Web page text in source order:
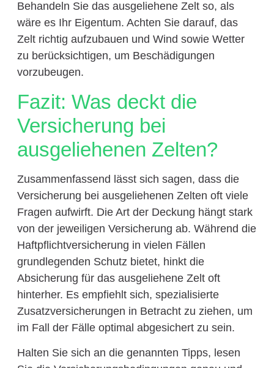
Behandeln Sie das ausgeliehene Zelt so, als
wäre es Ihr Eigentum. Achten Sie darauf, das
Zelt richtig aufzubauen und Wind sowie Wetter
zu berücksichtigen, um Beschädigungen
vorzubeugen.
Fazit: Was deckt die
Versicherung bei
ausgeliehenen Zelten?
Zusammenfassend lässt sich sagen, dass die
Versicherung bei ausgeliehenen Zelten oft viele
Fragen aufwirft. Die Art der Deckung hängt stark
von der jeweiligen Versicherung ab. Während die
Haftpflichtversicherung in vielen Fällen
grundlegenden Schutz bietet, hinkt die
Absicherung für das ausgeliehene Zelt oft
hinterher. Es empfiehlt sich, spezialisierte
Zusatzversicherungen in Betracht zu ziehen, um
im Fall der Fälle optimal abgesichert zu sein.
Halten Sie sich an die genannten Tipps, lesen